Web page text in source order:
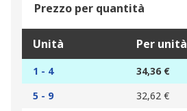
Prezzo per quantità
Unità Per unità
1 - 4
34,36 €
5 - 9
32,62 €